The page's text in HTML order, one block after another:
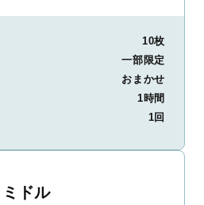
10枚
一部限定
おまかせ
1時間
1回
ミドル